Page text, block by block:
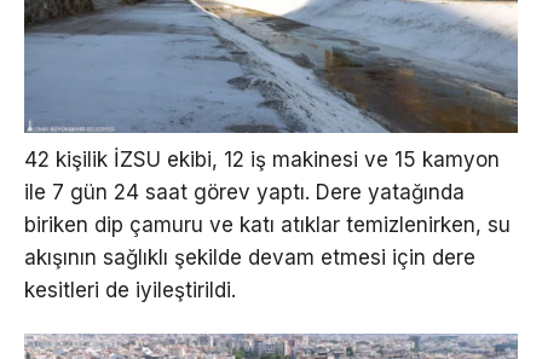
42 kişilik İZSU ekibi, 12 iş makinesi ve 15 kamyon
ile 7 gün 24 saat görev yaptı. Dere yatağında
biriken dip çamuru ve katı atıklar temizlenirken, su
akışının sağlıklı şekilde devam etmesi için dere
kesitleri de iyileştirildi.